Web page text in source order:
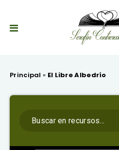
Principal » El Libre Albedrío